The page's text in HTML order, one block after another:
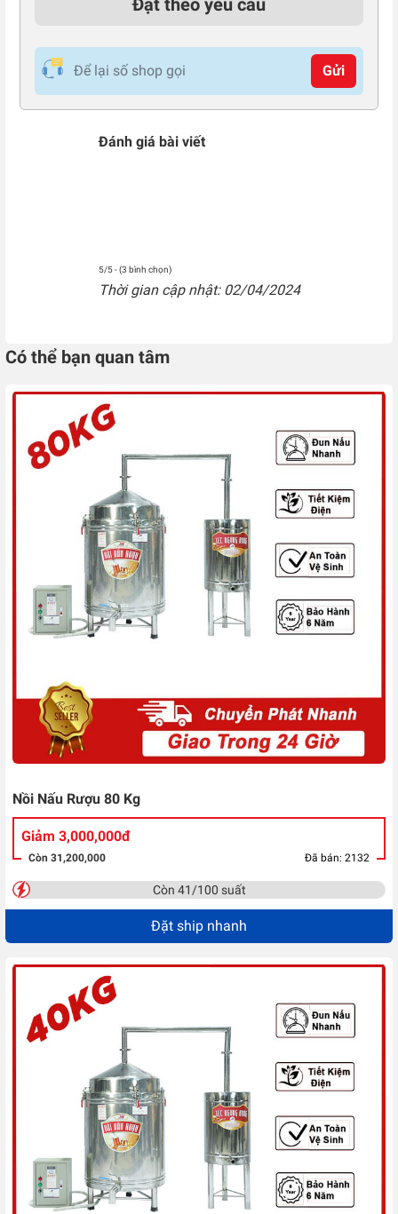
Gửi
Đánh giá bài viết
5/5 - (3 bình chọn)
Thời gian cập nhật: 02/04/2024
Có thể bạn quan tâm
Nồi Nấu Rượu 80 Kg
Giảm 3,000,000đ
Còn 31,200,000 Đã bán: 2132
Còn 41/100 suất
Đặt ship nhanh